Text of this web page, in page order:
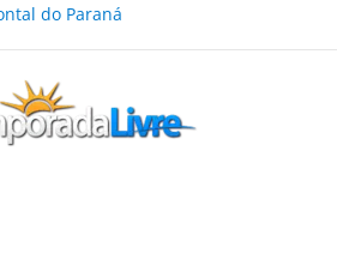
do Paraná